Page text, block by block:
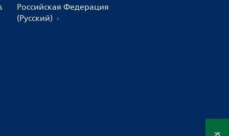
Российская Федерация
(Русский)